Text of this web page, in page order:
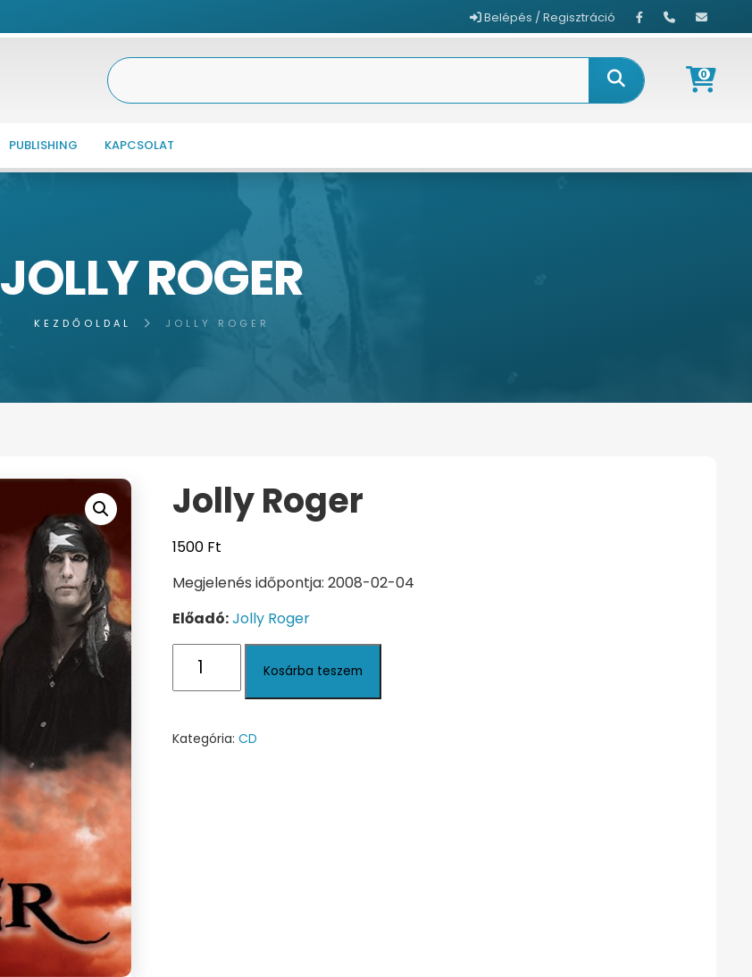
Belépés / Regisztráció
0
PUBLISHING KAPCSOLAT
JOLLY ROGER
KEZDŐOLDAL JOLLY ROGER
Jolly Roger
1500 Ft
Megjelenés időpontja: 2008-02-04
Előadó:Jolly Roger
Roger
mennyiség
Kosárba teszem
Kategória:CD